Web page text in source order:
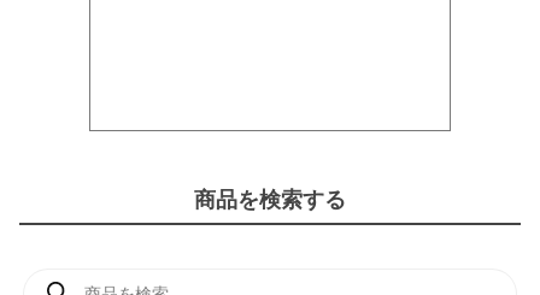
商品を検索する